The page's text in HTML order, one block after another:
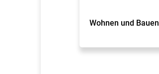
Wohnen und Bauen